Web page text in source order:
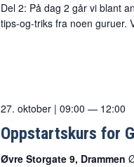
Del 2: På dag 2 går vi blant
tips-og-triks fra noen guruer.
27. oktober | 09:00 — 12:00
Oppstartskurs for
Øvre Storgate 9, Drammen